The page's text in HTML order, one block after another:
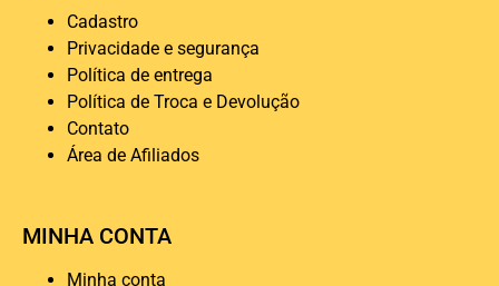
Cadastro
Privacidade e segurança
Política de entrega
Política de Troca e Devolução
Contato
Área de Afiliados
MINHA CONTA
Minha conta